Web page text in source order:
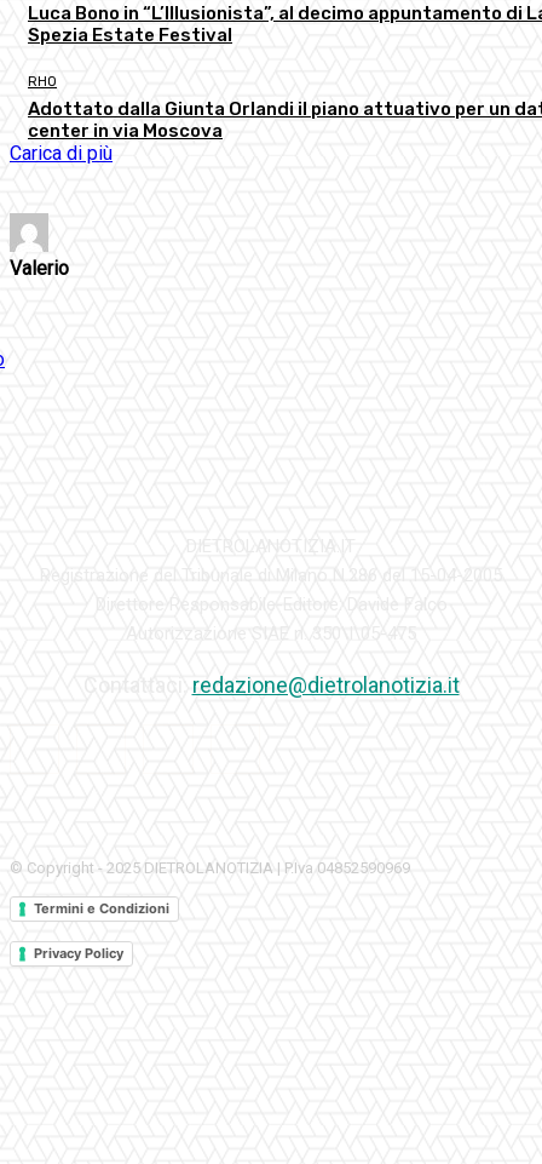
Luca Bono in “L’Illusionista”, al decimo appuntamento di
Spezia Estate Festival
RHO
Adottato dalla Giunta Orlandi il piano attuativo per un
center in via Moscova
Carica di più
Valerio
redazione@dietrolanotizia.it
© Copyright - 2025 DIETROLANOTIZIA | P.Iva 04852590969
Termini e Condizioni
Privacy Policy